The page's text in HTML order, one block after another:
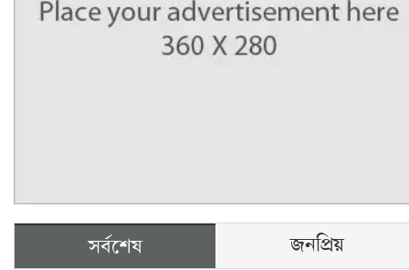
সর্বশেষ জনপ্রিয়